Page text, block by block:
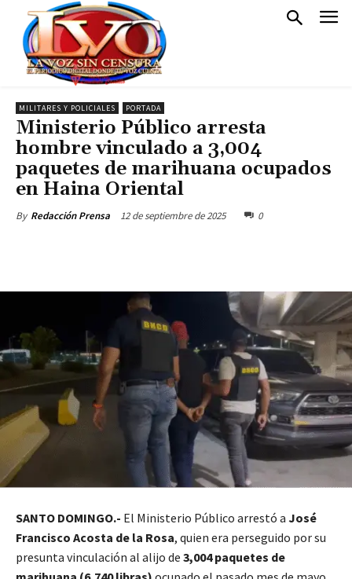
MILITARES Y POLICIALES PORTADA
Ministerio Público arresta
hombre vinculado a 3,004
paquetes de marihuana ocupados
en Haina Oriental
By Redacción Prensa 12 de septiembre de 2025 0
SANTO DOMINGO.- El Ministerio Público arrestó a José
Francisco Acosta de la Rosa, quien era perseguido por su
presunta vinculación al alijo de 3,004 paquetes de